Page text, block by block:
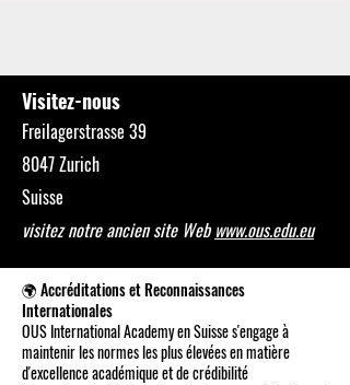
Visitez-nous
Freilagerstrasse 39
8047 Zurich
Suisse
visitez notre ancien site Webwww.ous.edu.eu
🌍 Accréditations et Reconnaissances
Internationales
OUS International Academy en Suisse s'engage à
maintenir les normes les plus élevées en matière
d'excellence académique et de crédibilité